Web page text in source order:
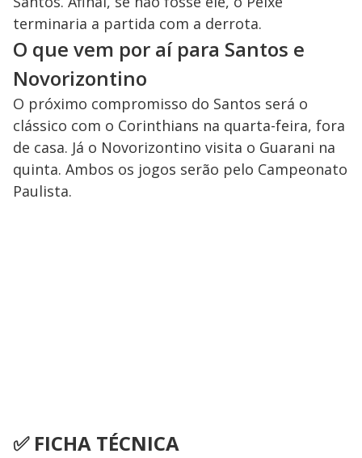
terminaria a partida com a derrota.
O que vem por aí para Santos e
Novorizontino
O próximo compromisso do Santos será o
clássico com o Corinthians na quarta-feira, fora
de casa. Já o Novorizontino visita o Guarani na
quinta. Ambos os jogos serão pelo Campeonato
Paulista.
✅ FICHA TÉCNICA